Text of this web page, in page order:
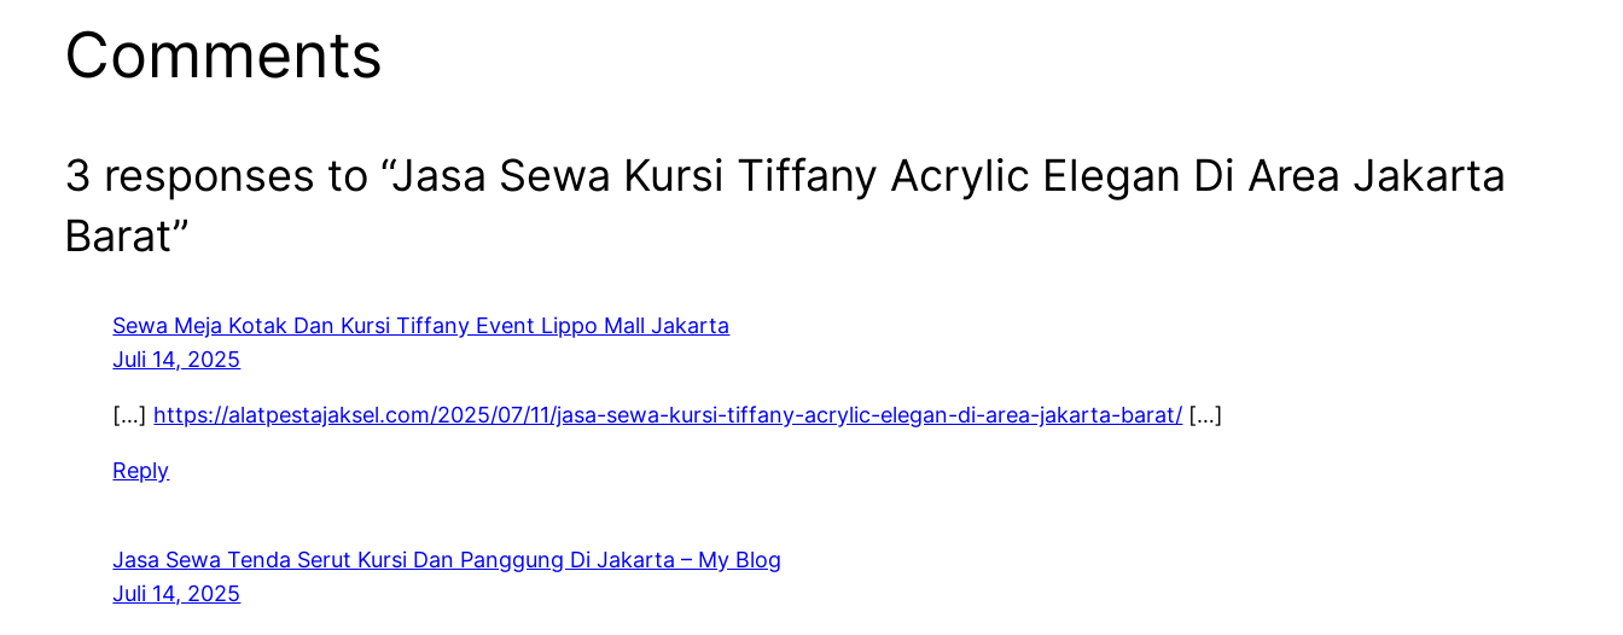
Comments
3 responses to “Jasa Sewa Kursi Tiffany Acrylic Elegan Di Area Jakarta
Barat”
Sewa Meja Kotak Dan Kursi Tiffany Event Lippo Mall Jakarta
Juli 14, 2025
[…] https://alatpestajaksel.com/2025/07/11/jasa-sewa-kursi-tiffany-acrylic-elegan-di-area-jakarta-barat/ […]
Reply
Jasa Sewa Tenda Serut Kursi Dan Panggung Di Jakarta – My Blog
Juli 14, 2025